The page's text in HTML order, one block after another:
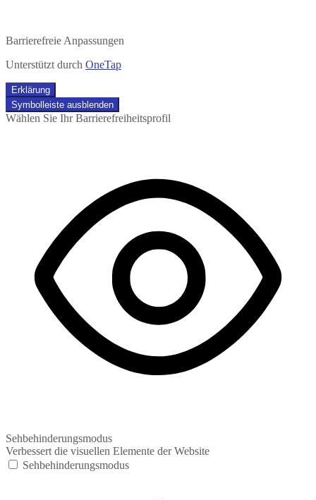
Barrierefreie Anpassungen
Unterstützt durch OneTap
Erklärung
Symbolleiste ausblenden
Wählen Sie Ihr Barrierefreiheitsprofil
Sehbehinderungsmodus
Verbessert die visuellen Elemente der Website
Sehbehinderungsmodus